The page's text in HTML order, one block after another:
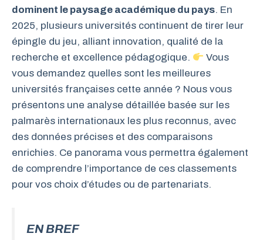
dominent le paysage académique du pays. En
2025, plusieurs universités continuent de tirer leur
épingle du jeu, alliant innovation, qualité de la
recherche et excellence pédagogique.
Vous
vous demandez quelles sont les meilleures
universités françaises cette année ? Nous vous
présentons une analyse détaillée basée sur les
palmarès internationaux les plus reconnus, avec
des données précises et des comparaisons
enrichies. Ce panorama vous permettra également
de comprendre l’importance de ces classements
pour vos choix d’études ou de partenariats.
EN BREF